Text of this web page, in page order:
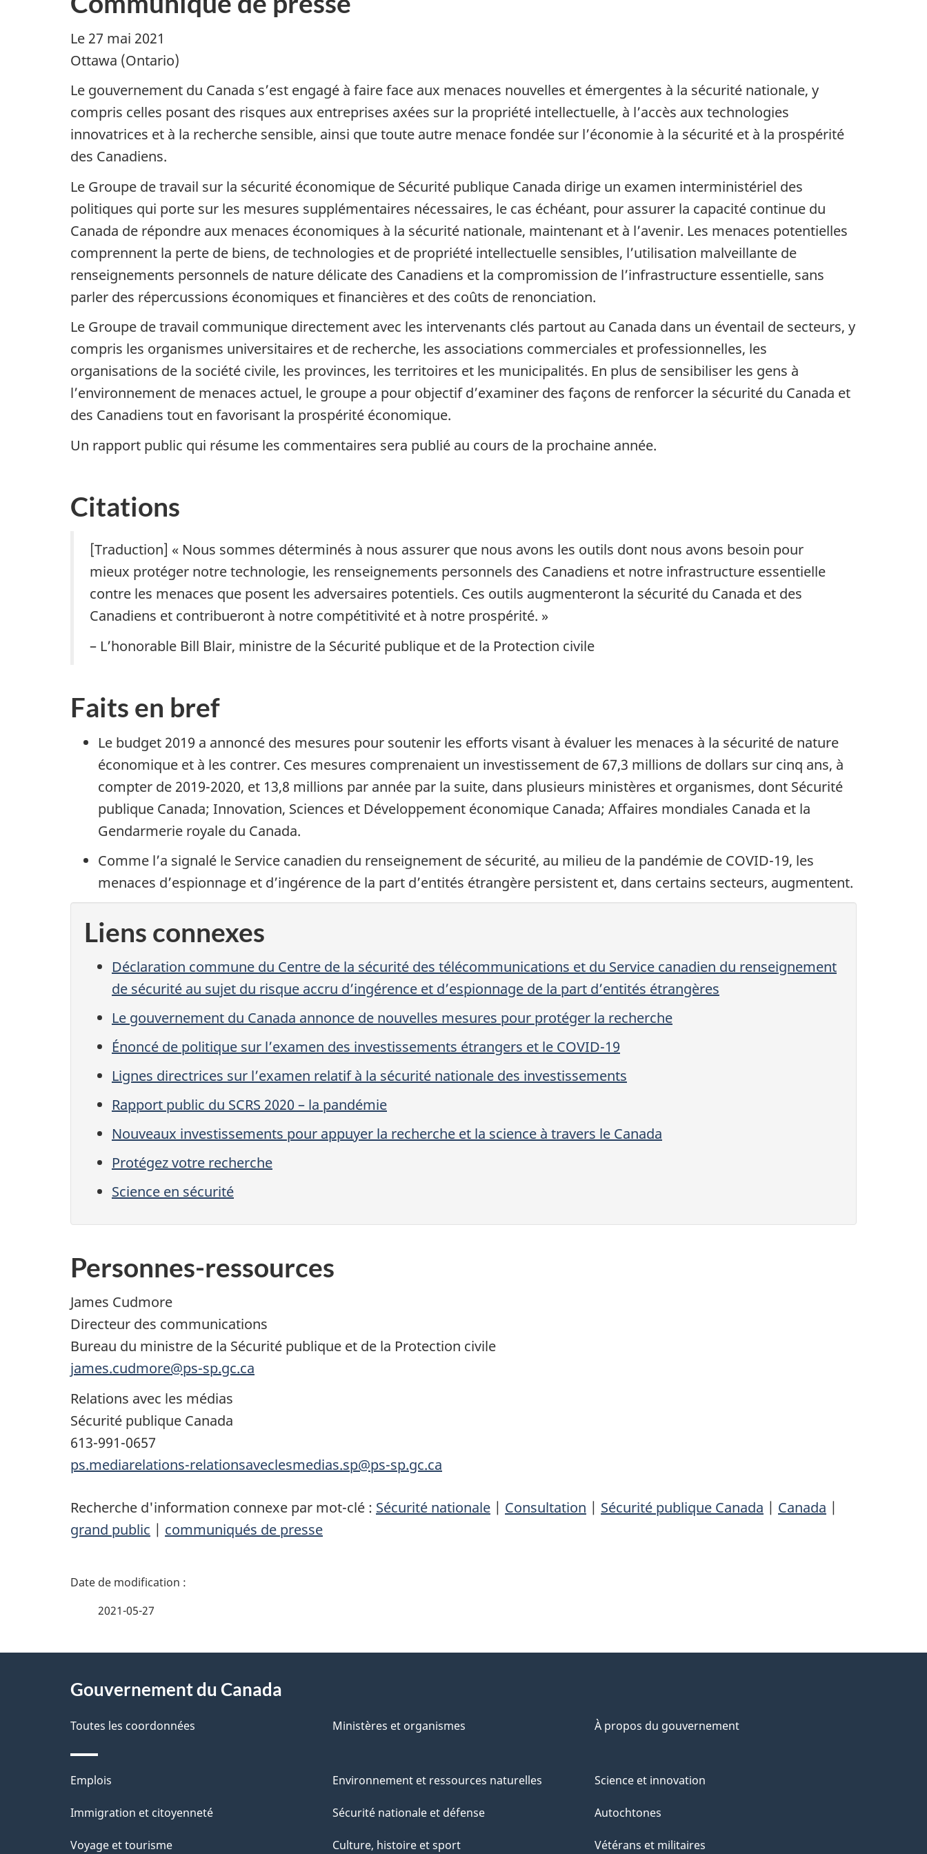
Le 27 mai 2021
Ottawa (Ontario)
Le gouvernement du Canada s’est engagé à faire face aux menaces nouvelles et émergentes à la sécurité nationale, y
compris celles posant des risques aux entreprises axées sur la propriété intellectuelle, à l’accès aux technologies
innovatrices et à la recherche sensible, ainsi que toute autre menace fondée sur l’économie à la sécurité et à la prospérité
des Canadiens.
Le Groupe de travail sur la sécurité économique de Sécurité publique Canada dirige un examen interministériel des
politiques qui porte sur les mesures supplémentaires nécessaires, le cas échéant, pour assurer la capacité continue du
Canada de répondre aux menaces économiques à la sécurité nationale, maintenant et à l’avenir. Les menaces potentielles
comprennent la perte de biens, de technologies et de propriété intellectuelle sensibles, l’utilisation malveillante de
renseignements personnels de nature délicate des Canadiens et la compromission de l’infrastructure essentielle, sans
parler des répercussions économiques et financières et des coûts de renonciation.
Le Groupe de travail communique directement avec les intervenants clés partout au Canada dans un éventail de secteurs, y
compris les organismes universitaires et de recherche, les associations commerciales et professionnelles, les
organisations de la société civile, les provinces, les territoires et les municipalités. En plus de sensibiliser les gens à
l’environnement de menaces actuel, le groupe a pour objectif d’examiner des façons de renforcer la sécurité du Canada et
des Canadiens tout en favorisant la prospérité économique.
Un rapport public qui résume les commentaires sera publié au cours de la prochaine année.
Citations
[Traduction] « Nous sommes déterminés à nous assurer que nous avons les outils dont nous avons besoin pour
mieux protéger notre technologie, les renseignements personnels des Canadiens et notre infrastructure essentielle
contre les menaces que posent les adversaires potentiels. Ces outils augmenteront la sécurité du Canada et des
Canadiens et contribueront à notre compétitivité et à notre prospérité. »
– L’honorable Bill Blair, ministre de la Sécurité publique et de la Protection civile
Faits en bref
Le budget 2019 a annoncé des mesures pour soutenir les efforts visant à évaluer les menaces à la sécurité de nature
économique et à les contrer. Ces mesures comprenaient un investissement de 67,3 millions de dollars sur cinq ans, à
compter de 2019-2020, et 13,8 millions par année par la suite, dans plusieurs ministères et organismes, dont Sécurité
publique Canada; Innovation, Sciences et Développement économique Canada; Affaires mondiales Canada et la
Gendarmerie royale du Canada.
Comme l’a signalé le Service canadien du renseignement de sécurité, au milieu de la pandémie de COVID-19, les
menaces d’espionnage et d’ingérence de la part d’entités étrangère persistent et, dans certains secteurs, augmentent.
Liens connexes
Déclaration commune du Centre de la sécurité des télécommunications et du Service canadien du renseignement
de sécurité au sujet du risque accru d’ingérence et d’espionnage de la part d’entités étrangères
Le gouvernement du Canada annonce de nouvelles mesures pour protéger la recherche
Énoncé de politique sur l’examen des investissements étrangers et le COVID-19
Lignes directrices sur l’examen relatif à la sécurité nationale des investissements
Rapport public du SCRS 2020 – la pandémie
Nouveaux investissements pour appuyer la recherche et la science à travers le Canada
Protégez votre recherche
Science en sécurité
Personnes-ressources
James Cudmore
Directeur des communications
Bureau du ministre de la Sécurité publique et de la Protection civile
james.cudmore@ps-sp.gc.ca
Relations avec les médias
Sécurité publique Canada
613-991-0657
ps.mediarelations-relationsaveclesmedias.sp@ps-sp.gc.ca
Recherche d'information connexe par mot-clé : Sécurité nationale | Consultation | Sécurité publique Canada | Canada |
grand public | communiqués de presse
D
a
l
s
d
e
2021-05-27
proposGouvernement du Canada
Toutes les coordonnées Ministères et organismes À propos du gouvernement
Thèmes
et
Emplois
Immigration et citoyenneté
Voyage et tourisme
Environnement et ressources naturelles
Sécurité nationale et défense
Culture, histoire et sport
Science et innovation
Autochtones
Vétérans et militaires